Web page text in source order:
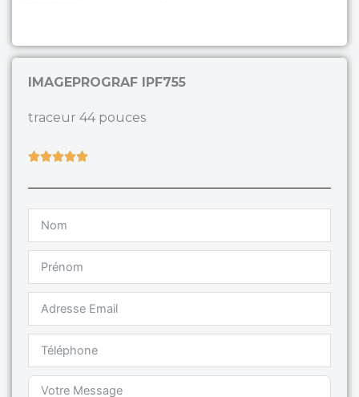
IMAGEPROGRAF IPF755
traceur 44 pouces
Rated
5